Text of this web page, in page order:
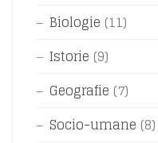
Biologie (11)
Istorie (9)
Geografie (7)
Socio-umane (8)